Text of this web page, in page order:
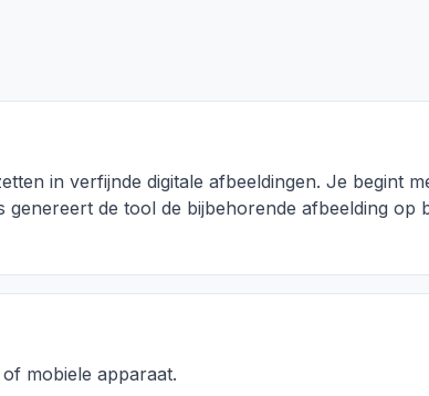
in verfijnde digitale afbeeldingen. Je begint
de tool de bijbehorende afbeelding op
mobiele apparaat.